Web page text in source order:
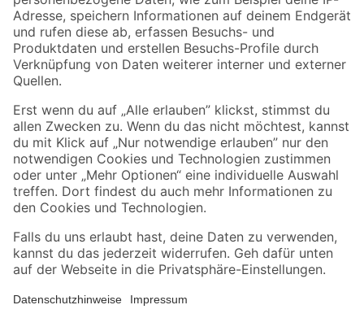
Zahlungsarten Versandarten
Sicher einkaufen
Jetzt die toom-App herunterladen
Alle Preisangaben in EUR inkl. gesetzl. MwSt.. Die dargestellten Angebote sind unter
Umständen nicht in allen Märkten verfügbar. Die angegebenen Verfügbarkeiten beziehen
Produkte nur solange der Vorrat reicht.
*Paketversand ab 59 € versandkostenfrei, gilt nicht für Artikel mit Speditionsversand, hier